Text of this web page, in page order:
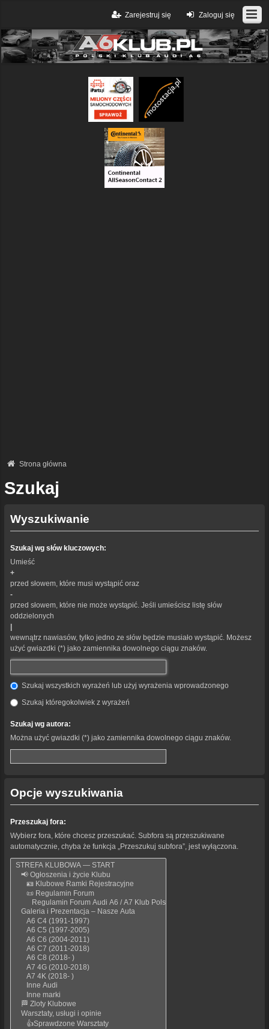
Zaloguj się
Zarejestruj się
Strona główna
Szukaj
Wyszukiwanie
Szukaj wg słów kluczowych:
Umieść
+
przed słowem, które musi wystąpić oraz
-
przed słowem, które nie może wystąpić. Jeśli umieścisz listę słów
oddzielonych
wewnątrz nawiasów, tylko jedno ze słów będzie musiało wystąpić. Możesz
użyć gwiazdki (*) jako zamiennika dowolnego ciągu znaków.
Szukaj wszystkich wyrażeń lub użyj wyrażenia wprowadzonego
Szukaj któregokolwiek z wyrażeń
Szukaj wg autora:
Można użyć gwiazdki (*) jako zamiennika dowolnego ciągu znaków.
Opcje wyszukiwania
Przeszukaj fora:
Wybierz fora, które chcesz przeszukać. Subfora są przeszukiwane
automatycznie, chyba że funkcja „Przeszukuj subfora”, jest wyłączona.